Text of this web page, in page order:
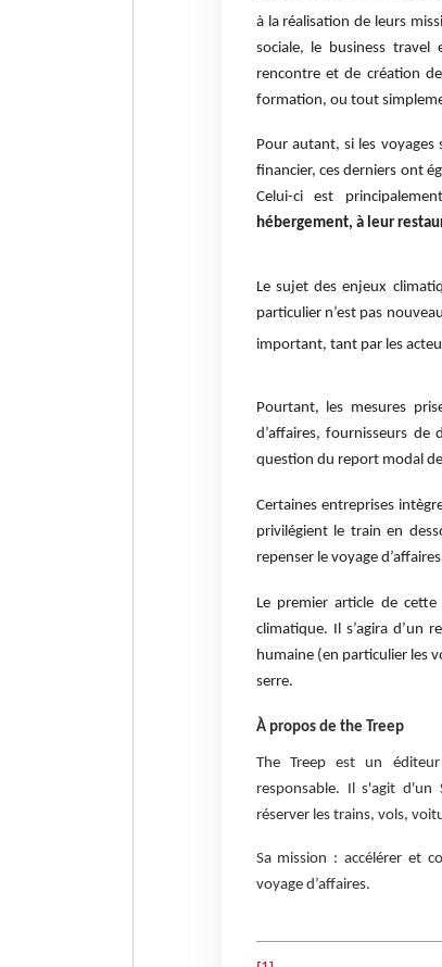
à la réalisation de leurs
sociale, le business
rencontre et de création
formation, ou tout
Pour autant, si les
financier, ces derniers ont
Celui-ci est
hébergement, à leur
Le sujet des enjeux
particulier n’est pas
important, tant par les
Pourtant, les mesures
d’affaires, fournisseurs
question du report modal
Certaines entreprises
privilégient le train en
repenser le voyage
Le premier article de
climatique. Il s’agira d’un
humaine (en particulier les
serre.
À propos de the Treep
The Treep est un
responsable. Il s'agit d'un
réserver les trains, vols,
Sa mission : accélérer et
voyage d’affaires.